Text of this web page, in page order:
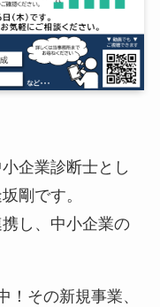
企業診断士とし
剛です。
し、中小企業の
その新規事業、